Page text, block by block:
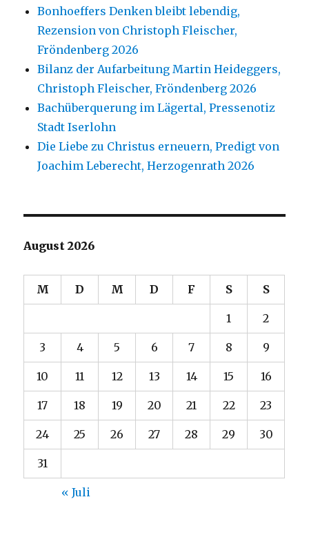
Bonhoeffers Denken bleibt lebendig,
Rezension von Christoph Fleischer,
Fröndenberg 2026
Bilanz der Aufarbeitung Martin Heideggers,
Christoph Fleischer, Fröndenberg 2026
Bachüberquerung im Lägertal, Pressenotiz
Stadt Iserlohn
Die Liebe zu Christus erneuern, Predigt von
Joachim Leberecht, Herzogenrath 2026
August 2026
M D M D F S S
1 2
3 4 5 6 7 8 9
10 11 12 13 14 15 16
17 18 19 20 21 22 23
24 25 26 27 28 29 30
31
« Juli